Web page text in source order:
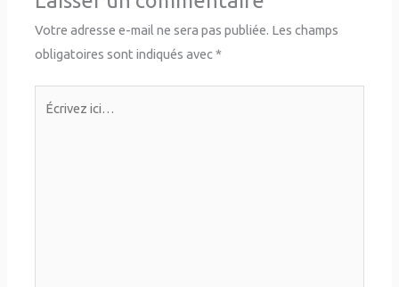
Votre adresse e-mail ne sera pas publiée. Les champs
obligatoires sont indiqués avec*